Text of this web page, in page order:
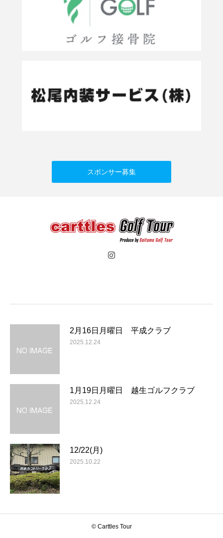
スポンサー募集
2月16日月曜日 平成クラブ
2025.12.24
1月19日月曜日 越生ゴルフクラブ
2025.12.24
12/22(月)
2025.10.22
© Carttles Tour